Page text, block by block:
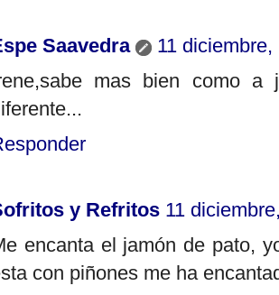
Saavedra
11
mas bien como a
y Refritos 11
encanta el jamón de pato,
con piñones me ha